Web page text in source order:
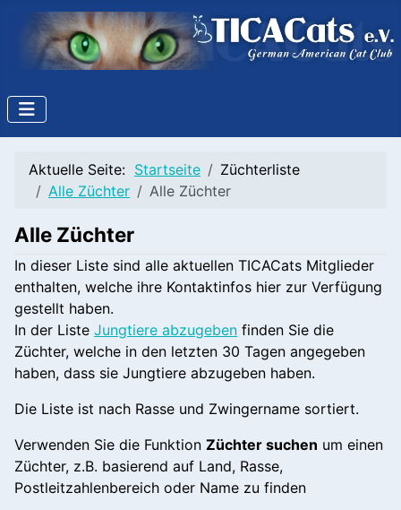
Aktuelle Seite: Startseite
Züchterliste
Alle Züchter
Alle Züchter
Alle Züchter
In dieser Liste sind alle aktuellen TICACats Mitglieder
enthalten, welche ihre Kontaktinfos hier zur Verfügung
gestellt haben.
In der Liste Jungtiere abzugeben finden Sie die
Züchter, welche in den letzten 30 Tagen angegeben
haben, dass sie Jungtiere abzugeben haben.
Die Liste ist nach Rasse und Zwingername sortiert.
Verwenden Sie die Funktion Züchter suchen um einen
Züchter, z.B. basierend auf Land, Rasse,
Postleitzahlenbereich oder Name zu finden